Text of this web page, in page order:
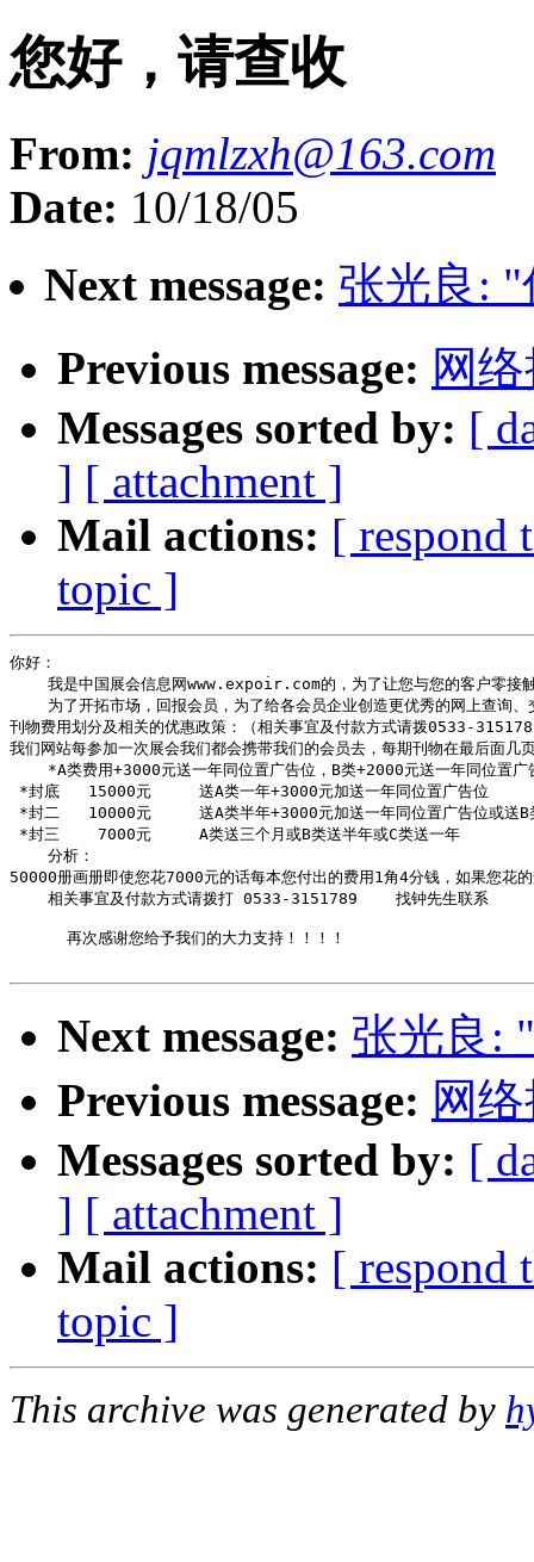
您好，请查收
From: jqmlzxh@163.com
Date: 10/18/05
Next message: 张光良:
Previous message: 网
Messages sorted by: [
] [ attachment ]
Mail actions: [ respond
topic ]
你好：
我是中国展会信息网www.expoir.com的，为了让您与您的客户零接
为了开拓市场，回报会员，为了给各会员企业创造更优秀的网上查询
刊物费用划分及相关的优惠政策：（相关事宜及付款方式请拨0533-
我们网站每参加一次展会我们都会携带我们的会员去，每期刊物在最后面
*A类费用+3000元送一年同位置广告位，B类+2000元送一年同位置广
*封底   15000元     送A类一年+3000元加送一年同位置广告位
*封二   10000元     送A类半年+3000元加送一年同位置广告位或送B
*封三    7000元     A类送三个月或B类送半年或C类送一年
    分析：
50000册画册即使您花7000元的话每本您付出的费用1角4分钱，如果您花
    相关事宜及付款方式请拨打 0533-3151789    找钟先生联系
      再次感谢您给予我们的大力支持！！！！
Next message: 张光良:
Previous message: 网
Messages sorted by: [
] [ attachment ]
Mail actions: [ respond
topic ]
This archive was generated by